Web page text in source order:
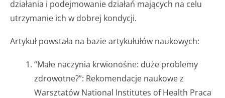
działania i podejmowanie działań mających na celu
utrzymanie ich w dobrej kondycji.
Artykuł powstała na bazie artykułułów naukowych:
“Małe naczynia krwionośne: duże problemy
zdrowotne?”: Rekomendacje naukowe z
Warsztatów National Institutes of Health Praca